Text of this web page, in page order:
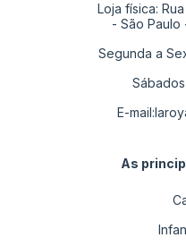
Loja física:
- São
Segunda a
E-mail:
As